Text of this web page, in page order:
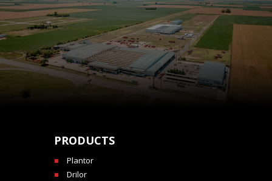
PRODUCTS
Plantor
Drilor